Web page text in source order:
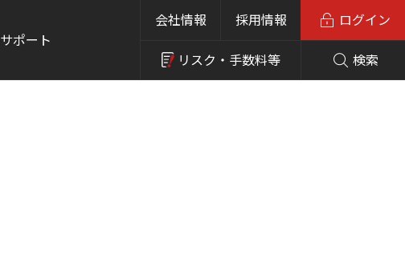
ポート
会社情報 採用情報
リスク・ 手数料等 検索
ログイン